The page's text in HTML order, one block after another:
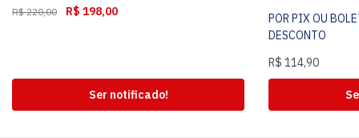
R$220,00 R$ 198,00
Ser notificado!
POR PIX OU
DESCONTO
R$ 114,90